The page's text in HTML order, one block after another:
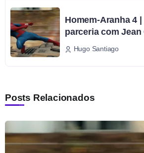
Homem-Aranha 4
parceria com Jean
Hugo Santiago
Posts Relacionados